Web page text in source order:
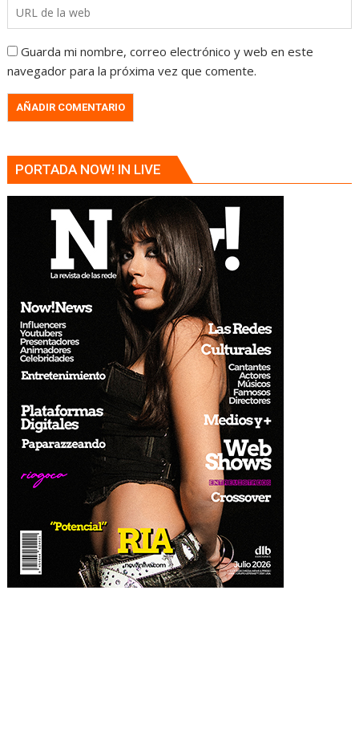
Guarda mi nombre, correo electrónico y web en este
navegador para la próxima vez que comente.
PORTADA NOW! IN LIVE